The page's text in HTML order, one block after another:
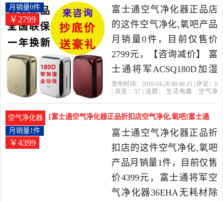
性价比很高的空气净化,氧
吧，由上海发货。
价】 富士通将军ACSQ18月销量0件仅售2799元
￥2799
月销量0件
富士通空气净化器正品店
的这件空气净化,氧吧产品
月销量0件，目前仅售价
2799元，【咨询减价】 富
士通将军ACSQ180D加湿
空气净化器 除甲醛无耗材
器正品店精选生活电器当
中性价比很高的空气净化,
氧吧，由北京发货。
发布时间：2019-04-28 08:46:25 | 评论： 0
| 浏览： 57| 话题： 生活电器
空气净
空气净化器
[富士通空气净化器正品折扣店空气净化,氧吧]富士通
将军空气净化器36EHA无耗材月销量1件仅售4399元
￥4399
月销量1件
富士通空气净化器正品折
扣店的这件空气净化,氧吧
产品月销量1件，目前仅售
价4399元，富士通将军空
气净化器36EHA无耗材除